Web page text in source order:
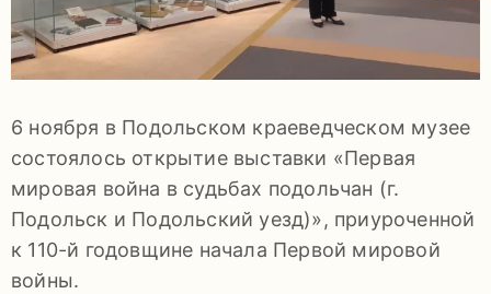
(4967)
55-
92-
34
6 ноября в Подольском краеведческом музее
состоялось открытие выставки «Первая
мировая война в судьбах подольчан (г.
Подольск и Подольский уезд)», приуроченной
к 110-й годовщине начала Первой мировой
войны.